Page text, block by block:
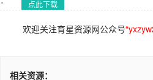
点此下载
欢迎关注育星资源网公众号
相关资源：